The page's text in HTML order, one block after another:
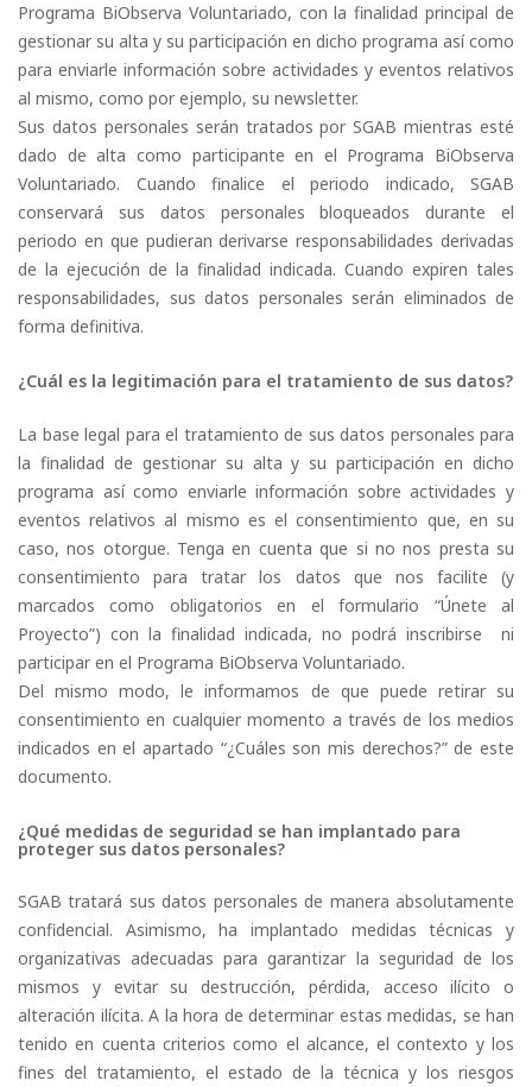
Programa BiObserva Voluntariado, con la finalidad principal de
gestionar su alta y su participación en dicho programa así como
para enviarle información sobre actividades y eventos relativos
al mismo, como por ejemplo, su newsletter.
Sus datos personales serán tratados por SGAB mientras esté
dado de alta como participante en el Programa BiObserva
Voluntariado. Cuando finalice el periodo indicado, SGAB
conservará sus datos personales bloqueados durante el
periodo en que pudieran derivarse responsabilidades derivadas
de la ejecución de la finalidad indicada. Cuando expiren tales
responsabilidades, sus datos personales serán eliminados de
forma definitiva.
¿Cuál es la legitimación para el tratamiento de sus datos?
La base legal para el tratamiento de sus datos personales para
la finalidad de gestionar su alta y su participación en dicho
programa así como enviarle información sobre actividades y
eventos relativos al mismo es el consentimiento que, en su
caso, nos otorgue. Tenga en cuenta que si no nos presta su
consentimiento para tratar los datos que nos facilite (y
marcados como obligatorios en el formulario “Únete al
Proyecto”) con la finalidad indicada, no podrá inscribirse ni
participar en el Programa BiObserva Voluntariado.
Del mismo modo, le informamos de que puede retirar su
consentimiento en cualquier momento a través de los medios
indicados en el apartado “¿Cuáles son mis derechos?” de este
documento.
¿Qué medidas de seguridad se han implantado para
proteger sus datos personales?
SGAB tratará sus datos personales de manera absolutamente
confidencial. Asimismo, ha implantado medidas técnicas y
organizativas adecuadas para garantizar la seguridad de los
mismos y evitar su destrucción, pérdida, acceso ilícito o
alteración ilícita. A la hora de determinar estas medidas, se han
tenido en cuenta criterios como el alcance, el contexto y los
fines del tratamiento, el estado de la técnica y los riesgos